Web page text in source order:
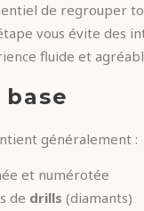
de regrouper
vous évite des
fluide et
généralement :
et numérotée
de drills (diamants)